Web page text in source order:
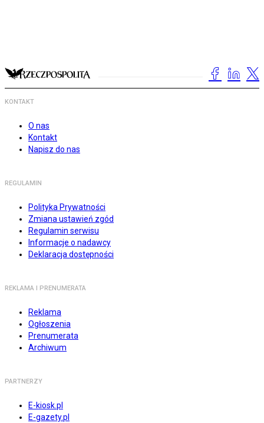
KONTAKT
O nas
Kontakt
Napisz do nas
REGULAMIN
Polityka Prywatności
Zmiana ustawień zgód
Regulamin serwisu
Informacje o nadawcy
Deklaracja dostępności
REKLAMA I PRENUMERATA
Reklama
Ogłoszenia
Prenumerata
Archiwum
PARTNERZY
E-kiosk.pl
E-gazety.pl